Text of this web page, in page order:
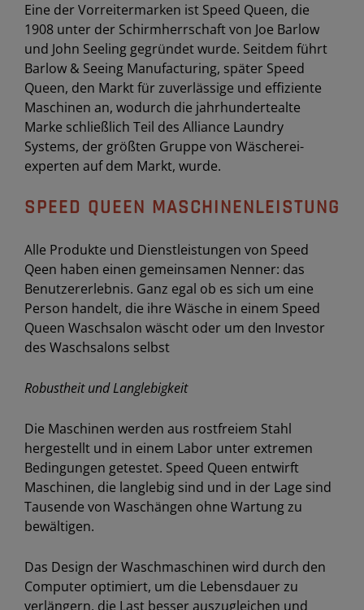
Eine der Vorreitermarken ist Speed Queen, die
1908 unter der Schirmherrschaft von Joe Barlow
und John Seeling gegründet wurde. Seitdem führt
Barlow & Seeing Manufacturing, später Speed
Queen, den Markt für zuverlässige und effiziente
Maschinen an, wodurch die jahrhundertealte
Marke schließlich Teil des Alliance Laundry
Systems, der größten Gruppe von Wäscherei-
experten auf dem Markt, wurde.
SPEED QUEEN MASCHINENLEISTUNG
Alle Produkte und Dienstleistungen von Speed
Qeen haben einen gemeinsamen Nenner: das
Benutzererlebnis. Ganz egal ob es sich um eine
Person handelt, die ihre Wäsche in einem Speed
Queen Waschsalon wäscht oder um den Investor
des Waschsalons selbst
Robustheit und Langlebigkeit
Die Maschinen werden aus rostfreiem Stahl
hergestellt und in einem Labor unter extremen
Bedingungen getestet. Speed Queen entwirft
Maschinen, die langlebig sind und in der Lage sind
Tausende von Waschängen ohne Wartung zu
bewältigen.
Das Design der Waschmaschinen wird durch den
Computer optimiert, um die Lebensdauer zu
verlängern, die Last besser auszugleichen und